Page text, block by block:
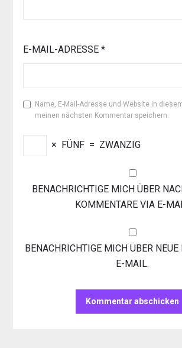
E-MAIL-ADRESSE *
Name, E-Mail-Adresse und Website in
meinen nächsten Kommentar speichern.
× FÜNF = ZWANZIG
BENACHRICHTIGE MICH ÜBER
KOMMENTARE VIA E-
BENACHRICHTIGE MICH ÜBER NEUE
E-MAIL.